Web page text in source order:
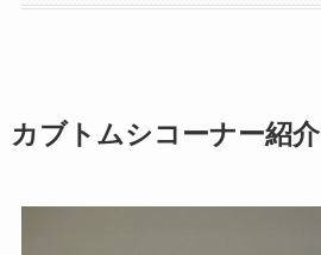
カブトムシコーナー紹介